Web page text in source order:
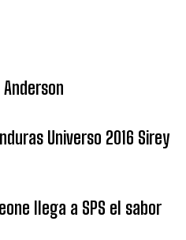
Universo 2016 Sirey
llega a SPS el sabor